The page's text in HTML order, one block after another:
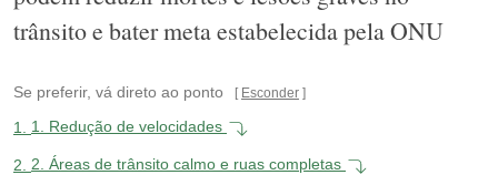
trânsito e bater meta estabelecida pela ONU
Se preferir, vá direto ao ponto Esconder
1. 1. Redução de velocidades
2. 2. Áreas de trânsito calmo e ruas completas